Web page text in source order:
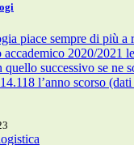
piace sempre di più a
accademico 2020/2021
quello successivo se ne
l’anno scorso